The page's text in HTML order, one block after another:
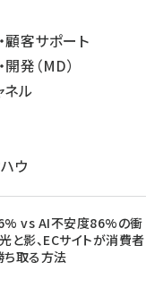
顧客サポート
発（MD）
ネル
ウ
vs AI不安度86%の衝
と影、ECサイトが消費者
ち取る方法